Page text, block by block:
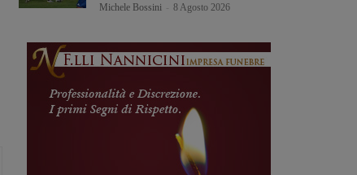
Michele Bossini 8 Agosto 2026